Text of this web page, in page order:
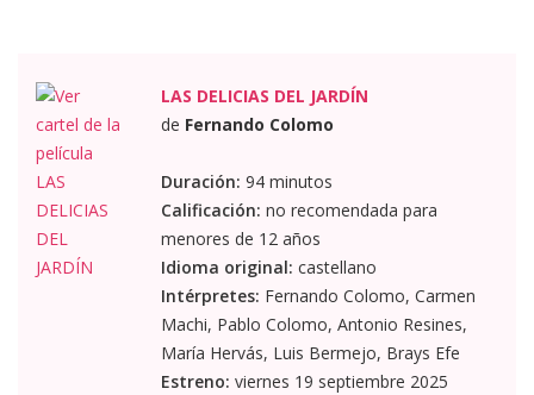
LAS DELICIAS DEL JARDÍN
de Fernando Colomo
Duración: 94 minutos
Calificación: no recomendada para
menores de 12 años
Idioma original: castellano
Intérpretes: Fernando Colomo, Carmen
Machi, Pablo Colomo, Antonio Resines,
María Hervás, Luis Bermejo, Brays Efe
Estreno: viernes 19 septiembre 2025